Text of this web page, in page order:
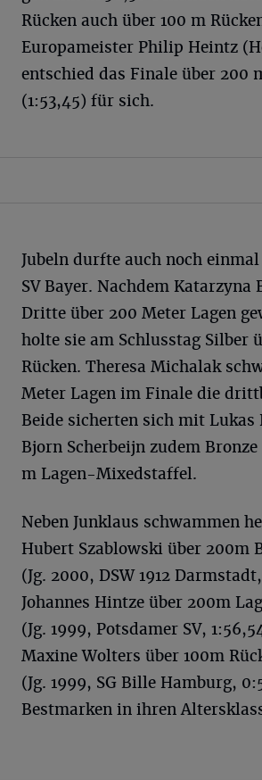
Rücken auch über 100 m
Europameister Philip Heintz
entschied das Finale über 200
(1:53,45) für sich.
Jubeln durfte auch noch
SV Bayer. Nachdem Katarzyna
Dritte über 200 Meter Lagen
holte sie am Schlusstag Silber
Rücken. Theresa Michalak
Meter Lagen im Finale die
Beide sicherten sich mit Lukas
Bjorn Scherbeijn zudem
m Lagen-Mixedstaffel.
Neben Junklaus schwammen
Hubert Szablowski über 200m
(Jg. 2000, DSW 1912
Johannes Hintze über 200m
(Jg. 1999, Potsdamer SV,
Maxine Wolters über 100m
(Jg. 1999, SG Bille Hamburg,
Bestmarken in ihren